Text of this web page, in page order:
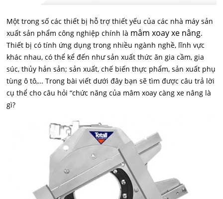
Một trong số các thiết bị hỗ trợ thiết yếu của các nhà máy sản
xuất sản phẩm công nghiệp chính là mâm xoay xe nâng.
Thiết bị có tính ứng dụng trong nhiều ngành nghề, lĩnh vực
khác nhau, có thể kể đến như sản xuất thức ăn gia cầm, gia
súc, thủy hản sản; sản xuất, chế biến thực phẩm, sản xuất phụ
tùng ô tô,… Trong bài viết dưới đây bạn sẽ tìm được câu trả lời
cụ thể cho câu hỏi “chức năng của mâm xoay càng xe nâng là
gì?